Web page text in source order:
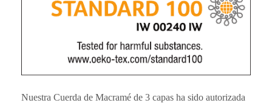
Nuestra Cuerda de Macramé de 3 capas ha sido autorizada